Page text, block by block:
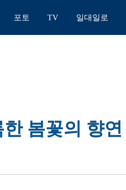
포토 TV 일대일로
봄꽃의 향연